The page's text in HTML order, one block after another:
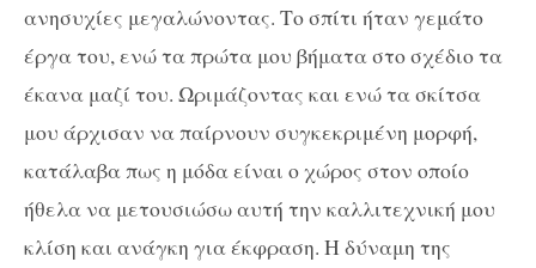
ανησυχίες μεγαλώνοντας. Το σπίτι ήταν γεμάτο
έργα του, ενώ τα πρώτα μου βήματα στο σχέδιο τα
έκανα μαζί του. Ωριμάζοντας και ενώ τα σκίτσα
μου άρχισαν να παίρνουν συγκεκριμένη μορφή,
κατάλαβα πως η μόδα είναι ο χώρος στον οποίο
ήθελα να μετουσιώσω αυτή την καλλιτεχνική μου
κλίση και ανάγκη για έκφραση. Η δύναμη της